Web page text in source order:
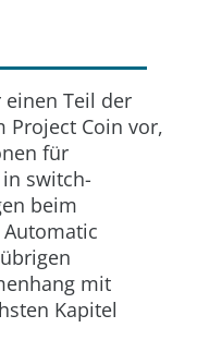
Teil der
Project Coin vor,
für
switch-
beim
mit
Kapitel